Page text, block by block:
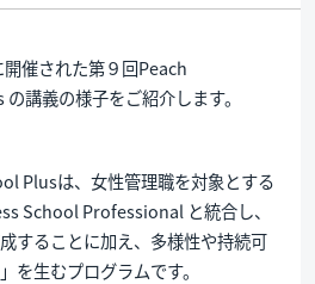
催された第９回Peach
講義の様子をご紹介します。
Plusは、女性管理職を対象とする
School Professional と統合し、
することに加え、多様性や持続可
を生むプログラムです。